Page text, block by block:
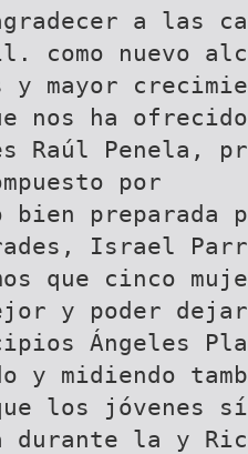
a las
como nuevo
mayor
nos ha
Raúl Penela,
por
bien preparada
Israel
que cinco
y poder
Ángeles
y midiendo
los jóvenes
durante la y